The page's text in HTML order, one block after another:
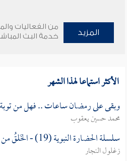
المزيد
من الفعاليات
خدمة البث
الأكثر استماعا لهذا الشهر
وبقى على رمضان ساعات .. فهل من توبة
محمد حسين يعقوب
سلسلة الحضارة النبوية (19) - الخَلقُ من الرزق
زغلول النجار